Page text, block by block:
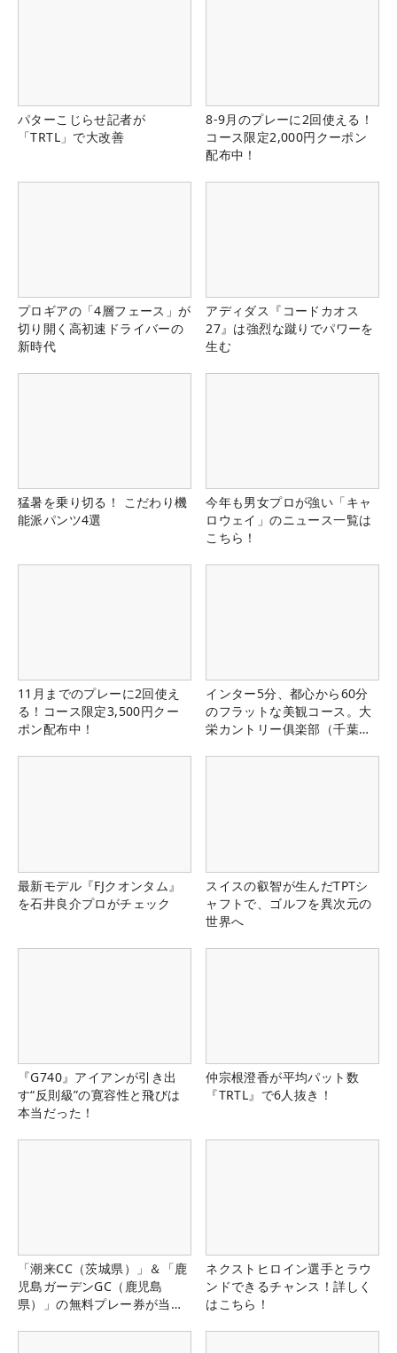
パターこじらせ記者が
「TRTL」で大改善
8-9月のプレーに2回使える！
コース限定2,000円クーポン
配布中！
プロギアの「4層フェース」が
切り開く高初速ドライバーの
新時代
アディダス『コードカオス
27』は強烈な蹴りでパワーを
生む
猛暑を乗り切る！ こだわり機
能派パンツ4選
今年も男女プロが強い「キャ
ロウェイ」のニュース一覧は
こちら！
11月までのプレーに2回使え
る！コース限定3,500円クー
ポン配布中！
インター5分、都心から60分
のフラットな美観コース。大
栄カントリー俱楽部（千葉
最新モデル『FJクオンタム』
を石井良介プロがチェック
スイスの叡智が生んだTPTシ
ャフトで、ゴルフを異次元の
世界へ
『G740』アイアンが引き出
す“反則級”の寛容性と飛びは
本当だった！
仲宗根澄香が平均パット数
『TRTL』で6人抜き！
「潮来CC（茨城県）」＆「鹿
児島ガーデンGC（鹿児島
県）」の無料プレー券が当た
ネクストヒロイン選手とラウ
ンドできるチャンス！詳しく
はこちら！